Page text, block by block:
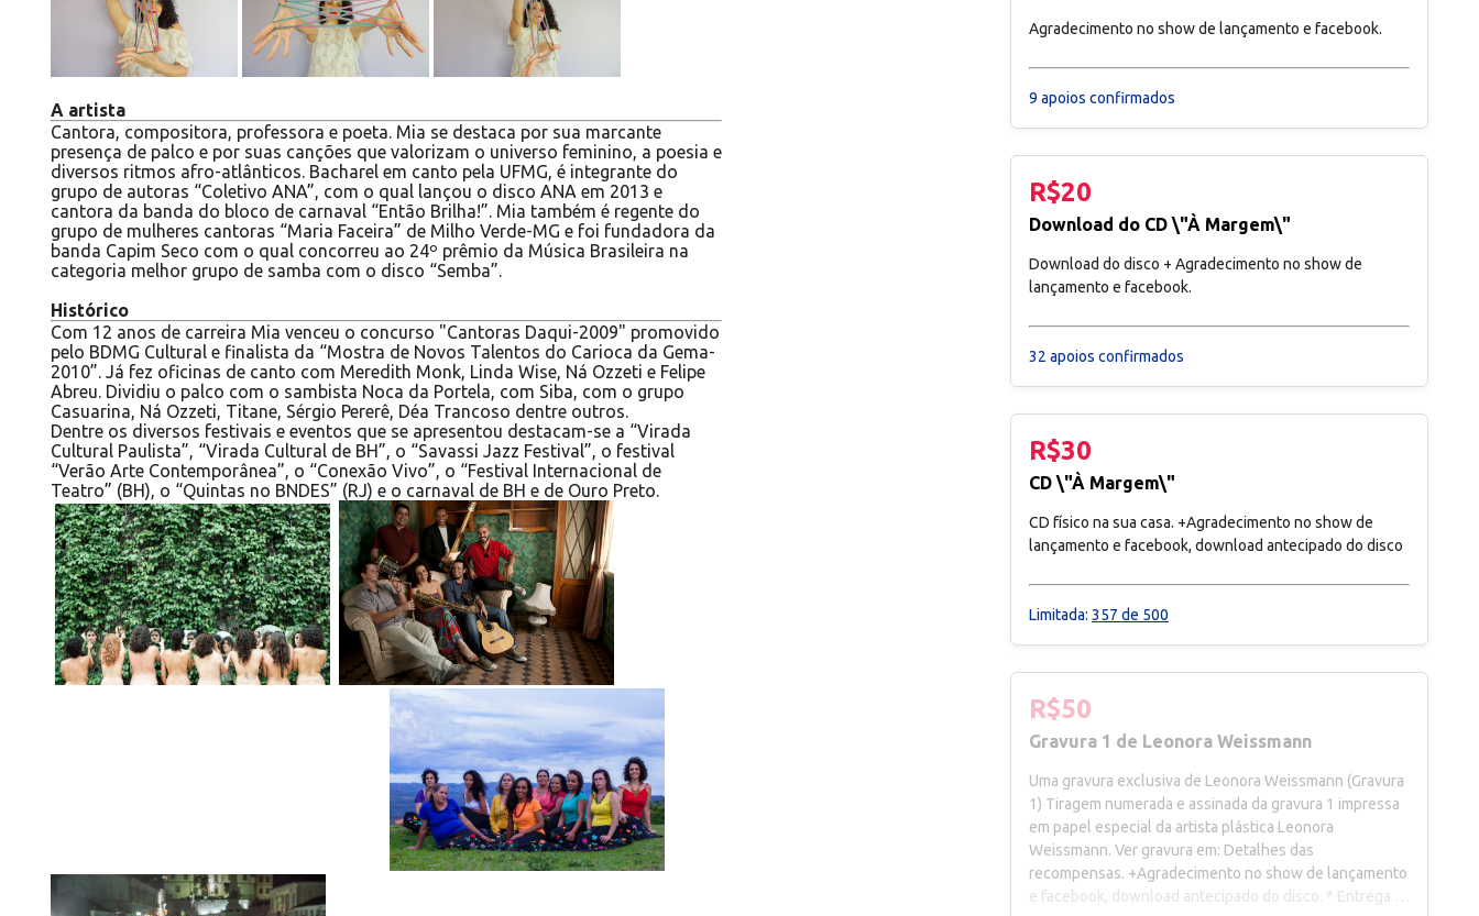
A artista
Cantora, compositora, professora e poeta. Mia se destaca por sua marcante
presença de palco e por suas canções que valorizam o universo feminino, a poesia e
diversos ritmos afro-atlânticos. Bacharel em canto pela UFMG, é integrante do
grupo de autoras “Coletivo ANA”, com o qual lançou o disco ANA em 2013 e
cantora da banda do bloco de carnaval “Então Brilha!”. Mia também é regente do
grupo de mulheres cantoras “Maria Faceira” de Milho Verde-MG e foi fundadora da
banda Capim Seco com o qual concorreu ao 24º prêmio da Música Brasileira na
categoria melhor grupo de samba com o disco “Semba”.
Histórico
Com 12 anos de carreira Mia venceu o concurso "Cantoras Daqui-2009" promovido
pelo BDMG Cultural e finalista da “Mostra de Novos Talentos do Carioca da Gema-
2010”. Já fez oficinas de canto com Meredith Monk, Linda Wise, Ná Ozzeti e Felipe
Abreu. Dividiu o palco com o sambista Noca da Portela, com Siba, com o grupo
Casuarina, Ná Ozzeti, Titane, Sérgio Pererê, Déa Trancoso dentre outros.
Dentre os diversos festivais e eventos que se apresentou destacam-se a “Virada
Cultural Paulista”, “Virada Cultural de BH”, o “Savassi Jazz Festival”, o festival
“Verão Arte Contemporânea”, o “Conexão Vivo”, o “Festival Internacional de
Teatro” (BH), o “Quintas no BNDES” (RJ) e o carnaval de BH e de Ouro Preto.
Agradecimento no show de lançamento e facebook.
9 apoios confirmados
R$20
Download do CD \"À Margem\"
Download do disco + Agradecimento no show de
lançamento e facebook.
32 apoios confirmados
R$30
CD \"À Margem\"
CD físico na sua casa. +Agradecimento no show de
lançamento e facebook, download antecipado do disco
Limitada: 357 de 500
R$50
Gravura 1 de Leonora Weissmann
Uma gravura exclusiva de Leonora Weissmann (Gravura
1) Tiragem numerada e assinada da gravura 1 impressa
em papel especial da artista plástica Leonora
Weissmann. Ver gravura em: Detalhes das
recompensas. +Agradecimento no show de lançamento
e facebook, download antecipado do disco. * Entrega a